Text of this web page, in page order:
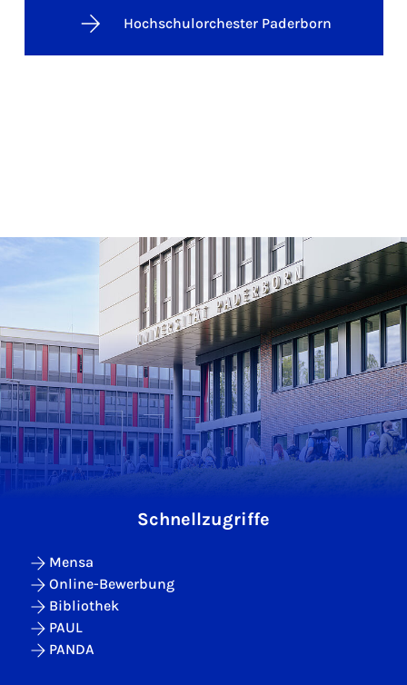
Hochschulorchester Paderborn
Schnellzugriffe
Mensa
Online-Bewerbung
Bibliothek
PAUL
PANDA